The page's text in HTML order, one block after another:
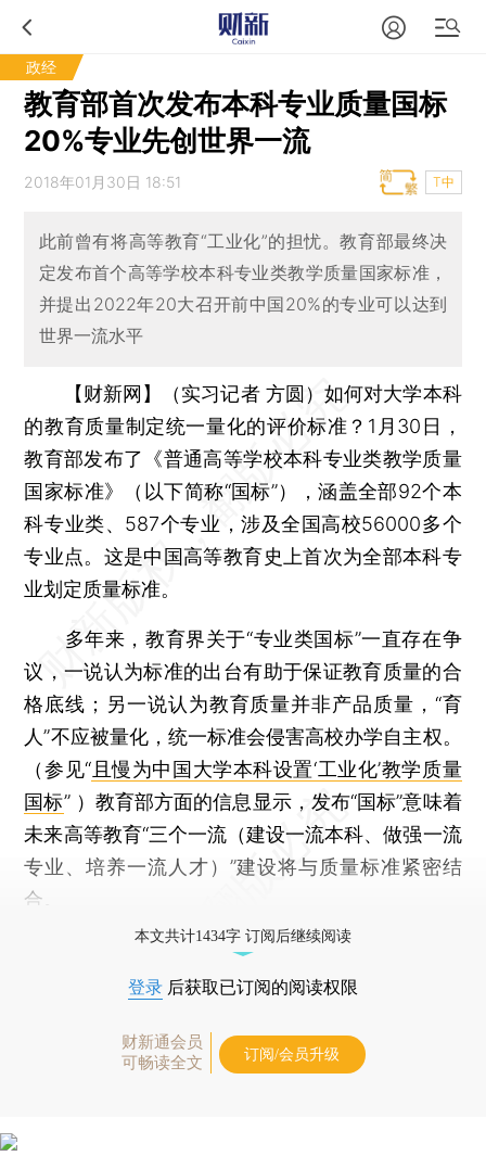
政经
教育部首次发布本科专业质量国标
20%专业先创世界一流
2018年01月30日 18:51 T中
此前曾有将高等教育“工业化”的担忧。教育部最终决
定发布首个高等学校本科专业类教学质量国家标准，
并提出2022年20大召开前中国20%的专业可以达到
世界一流水平
【财新网】（实习记者 方圆）如何对大学本科
的教育质量制定统一量化的评价标准？1月30日，
教育部发布了《普通高等学校本科专业类教学质量
国家标准》（以下简称“国标”），涵盖全部92个本
科专业类、587个专业，涉及全国高校56000多个
专业点。这是中国高等教育史上首次为全部本科专
业划定质量标准。
多年来，教育界关于“专业类国标”一直存在争
议，一说认为标准的出台有助于保证教育质量的合
格底线；另一说认为教育质量并非产品质量，“育
人”不应被量化，统一标准会侵害高校办学自主权。
（参见“ 且慢为中国大学本科设置‘工业化’教学质量
国标” ）教育部方面的信息显示，发布“国标”意味着
未来高等教育“三个一流（建设一流本科、做强一流
专业、培养一流人才）”建设将与质量标准紧密结
合。
本文共计1434字 订阅后继续阅读
登录 后获取已订阅的阅读权限
财新通会员
可畅读全文
订阅/会员升级